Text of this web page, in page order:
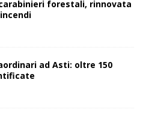
forestali, rinnovata
ad Asti: oltre 150